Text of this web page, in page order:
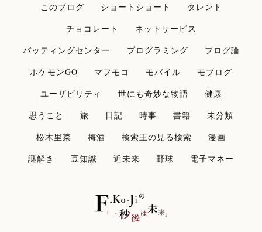
このブログ
ショートショート
タレント
チョコレート
ネットサービス
バッティングセンター
プログラミング
ブログ論
ポケモンGO
マフモコ モバイル
モブログ
ユーザビリティ
世にも奇妙な物語
健康
思うこと
旅 日記 時事 書籍
未分類
松木里菜
梅酒 検索王の見る検索
漫画
謎解き
豆知識 近未来 野球 電子マネー